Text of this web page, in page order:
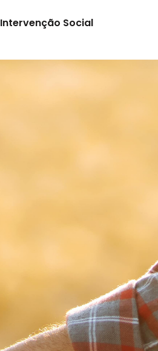
Intervenção Social